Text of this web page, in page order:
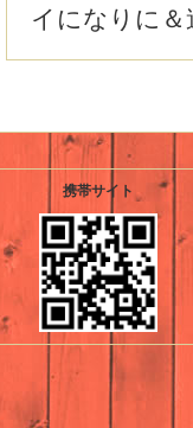
イになりに＆
携帯サイト